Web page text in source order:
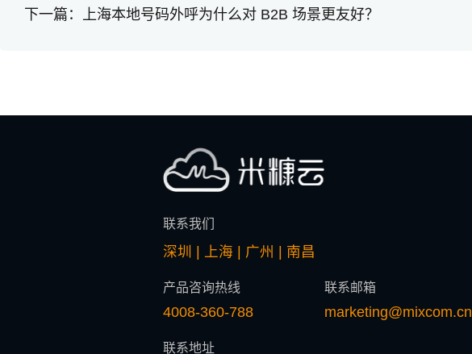
下一篇： 上海本地号码外呼为什么对 B2B 场景更友好？
联系我们
深圳 | 上海 | 广州 | 南昌
产品咨询热线
4008-360-788
联系邮箱
marketing@mixcom.cn
联系地址